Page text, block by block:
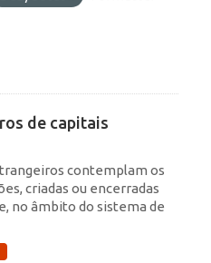
de capitais
contemplam os
criadas ou encerradas
no âmbito do sistema de